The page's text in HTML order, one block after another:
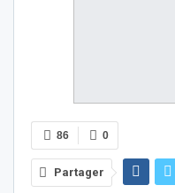
0
86
Partager